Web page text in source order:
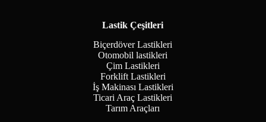
Lastik Çeşitleri
Biçerdöver Lastikleri
Otomobil lastikleri
Çim Lastikleri
Forklift Lastikleri
İş Makinası Lastikleri
Ticari Araç Lastikleri
Tarım Araçları